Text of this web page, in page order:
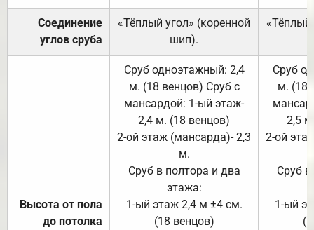
Соединение
углов сруба
«Тёплый угол» (коренной
шип).
«Тёплый
Высота от пола
до потолка
Сруб одноэтажный: 2,4
м. (18 венцов) Сруб с
мансардой: 1-ый этаж-
2,4 м. (18 венцов)
2-ой этаж (мансарда)- 2,3
м.
Сруб в полтора и два
этажа:
1-ый этаж 2,4 м ±4 см.
(18 венцов)
Сруб
м. (18
2,5
2-ой
Сруб
1-ый